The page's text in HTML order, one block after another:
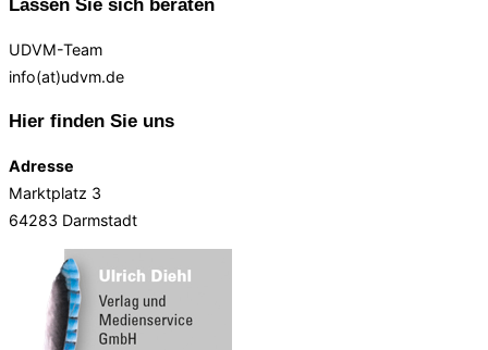
Lassen Sie sich beraten
UDVM-Team
info(at)udvm.de
Hier finden Sie uns
Adresse
Marktplatz 3
64283 Darmstadt
springen